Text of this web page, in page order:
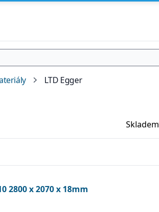
LTD Egger
Skladem
2800 x 2070 x 18mm